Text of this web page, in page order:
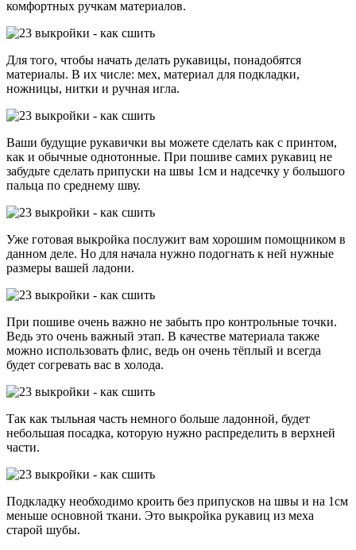
комфортных ручкам материалов.
Для того, чтобы начать делать рукавицы, понадобятся
материалы. В их числе: мех, материал для подкладки,
ножницы, нитки и ручная игла.
Ваши будущие рукавички вы можете сделать как с принтом,
как и обычные однотонные. При пошиве самих рукавиц не
забудьте сделать припуски на швы 1см и надсечку у большого
пальца по среднему шву.
Уже готовая выкройка послужит вам хорошим помощником в
данном деле. Но для начала нужно подогнать к ней нужные
размеры вашей ладони.
При пошиве очень важно не забыть про контрольные точки.
Ведь это очень важный этап. В качестве материала также
можно использовать флис, ведь он очень тёплый и всегда
будет согревать вас в холода.
Так как тыльная часть немного больше ладонной, будет
небольшая посадка, которую нужно распределить в верхней
части.
Подкладку необходимо кроить без припусков на швы и на 1см
меньше основной ткани. Это выкройка рукавиц из меха
старой шубы.